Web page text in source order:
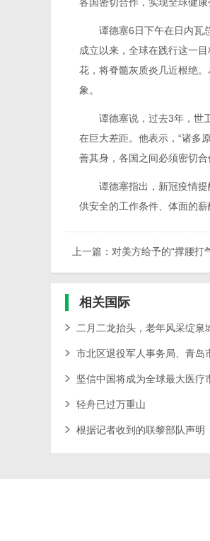
谭德塞6日下午在日内瓦
成立以来，全球在践行这一
花，将脊髓灰质炎几近根绝
象。
谭德塞说，过去3年，世
在巨大差距。他表示，“诸多
善其身，各国之间必须密切合
谭德塞指出，新冠疫情
供安全的工作条件、体面的
上一篇：对美方给予的“撑腰打
相关国际
二月二龙抬头，老年风采绽泉
市北区退役军人事务局、青岛
坚信中国将成为全球最大医疗
轻舟已过万重山
根据记者收到的联黎部队声明